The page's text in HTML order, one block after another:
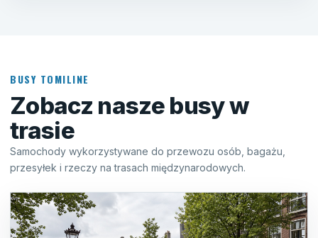
BUSY TOMILINE
Zobacz nasze busy w
trasie
Samochody wykorzystywane do przewozu osób, bagażu,
przesyłek i rzeczy na trasach międzynarodowych.